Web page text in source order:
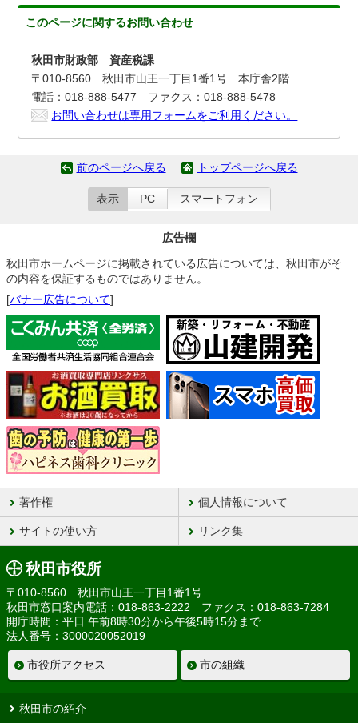
このページに関するお問い合わせ
秋田市財政部 資産税課
〒010-8560 秋田市山王一丁目1番1号 本庁舎2階
電話：018-888-5477 ファクス：018-888-5478
お問い合わせは専用フォームをご利用ください。
前のページへ戻る トップページへ戻る
表示 PC スマートフォン
広告欄
秋田市ホームページに掲載されている広告については、秋田市がそ
の内容を保証するものではありません。
[バナー広告について]
著作権 個人情報について
サイトの使い方 リンク集
秋田市役所
〒010-8560 秋田市山王一丁目1番1号
秋田市窓口案内電話：018-863-2222 ファクス：018-863-7284
開庁時間：平日 午前8時30分から午後5時15分まで
法人番号：3000020052019
市役所アクセス 市の組織
秋田市の紹介